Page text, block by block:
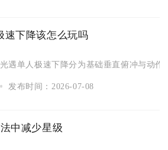
速下降该怎么玩吗
光遇单人极速下降分为基础垂直俯冲与动
发布时间：2026-07-08
中减少星级